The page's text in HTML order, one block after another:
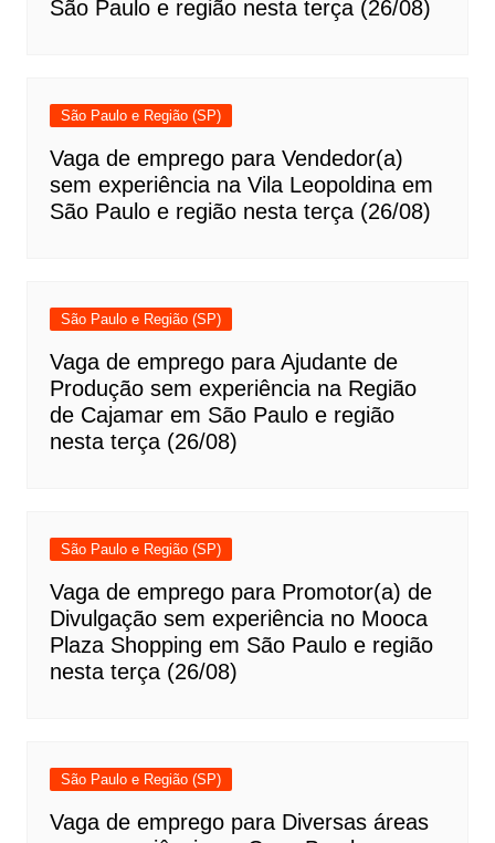
São Paulo e região nesta terça (26/08)
São Paulo e Região (SP)
Vaga de emprego para Vendedor(a)
sem experiência na Vila Leopoldina em
São Paulo e região nesta terça (26/08)
São Paulo e Região (SP)
Vaga de emprego para Ajudante de
Produção sem experiência na Região
de Cajamar em São Paulo e região
nesta terça (26/08)
São Paulo e Região (SP)
Vaga de emprego para Promotor(a) de
Divulgação sem experiência no Mooca
Plaza Shopping em São Paulo e região
nesta terça (26/08)
São Paulo e Região (SP)
Vaga de emprego para Diversas áreas